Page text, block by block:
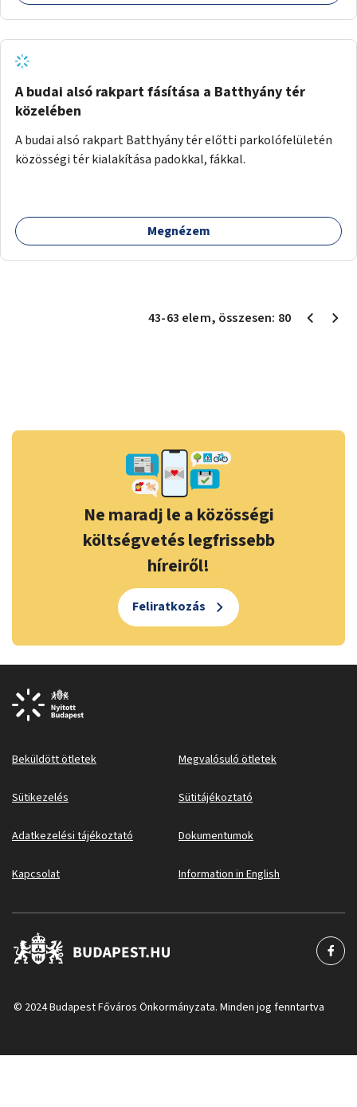
A budai alsó rakpart fásítása a Batthyány tér
közelében
A budai alsó rakpart Batthyány tér előtti parkolófelületén
közösségi tér kialakítása padokkal, fákkal.
Megnézem
43-63 elem, összesen: 80
Ne maradj le a közösségi
költségvetés legfrissebb
híreiről!
Feliratkozás
Beküldött ötletek Megvalósuló ötletek
Sütikezelés Sütitájékoztató
Adatkezelési tájékoztató Dokumentumok
Kapcsolat Information in English
© 2024 Budapest Főváros Önkormányzata. Minden jog fenntartva